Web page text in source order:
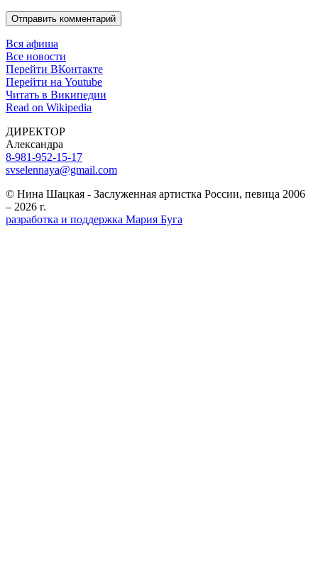
Отправить комментарий
Вся афиша
Все новости
Перейти ВКонтакте
Перейти на Youtube
Читать в Википедии
Read on Wikipedia
ДИРЕКТОР
Александра
8-981-952-15-17
svselennaya@gmail.com
© Нина Шацкая - Заслуженная артистка России, певица 2006
– 2026 г.
разработка и поддержка Мария Буга